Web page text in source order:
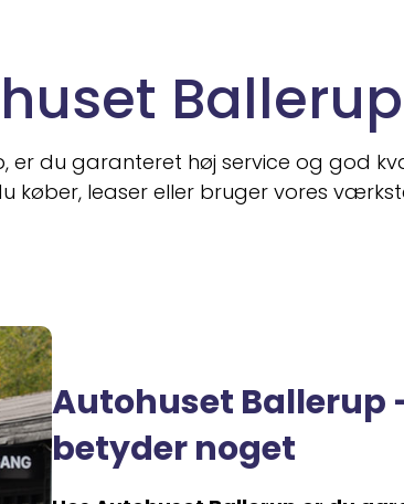
Ballerup
er du garanteret høj service og god
køber, leaser eller bruger vores
Autohuset Ballerup
betyder noget